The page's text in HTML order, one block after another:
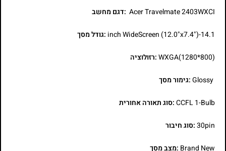
Acer Travelmate 2403WXCI :דגם מחשב
14.1-inch WideScreen (12.0"x7.4") :גודל מסך
WXGA(1280*800):רזולוציה
Glossy:גימור מסך
CCFL 1-Bulb:סוג תאורה אחורית
30pin:סוג חיבור
Brand New :מצב מסך